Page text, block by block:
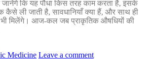
कि यह पौधा किस तरह काम करता है, इसके
कैसे ली जाती है, सावधानियाँ क्या हैं, और साथ ही
मिलेंगे। आज-कल जब प्राकृतिक औषधियों की
Medicine Leave a comment